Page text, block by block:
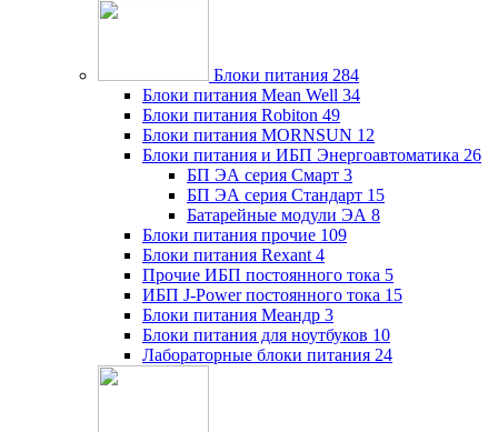
Блоки питания 284
Блоки питания Mean Well 34
Блоки питания Robiton 49
Блоки питания MORNSUN 12
Блоки питания и ИБП Энергоавтоматика 26
БП ЭА серия Смарт 3
БП ЭА серия Стандарт 15
Батарейные модули ЭА 8
Блоки питания прочие 109
Блоки питания Rexant 4
Прочие ИБП постоянного тока 5
ИБП J-Power постоянного тока 15
Блоки питания Меандр 3
Блоки питания для ноутбуков 10
Лабораторные блоки питания 24